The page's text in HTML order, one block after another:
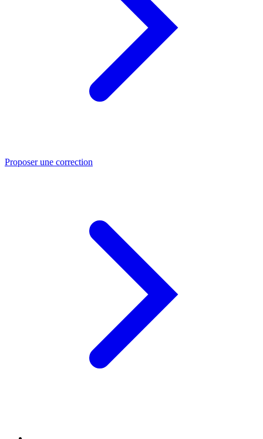
Proposer une correction